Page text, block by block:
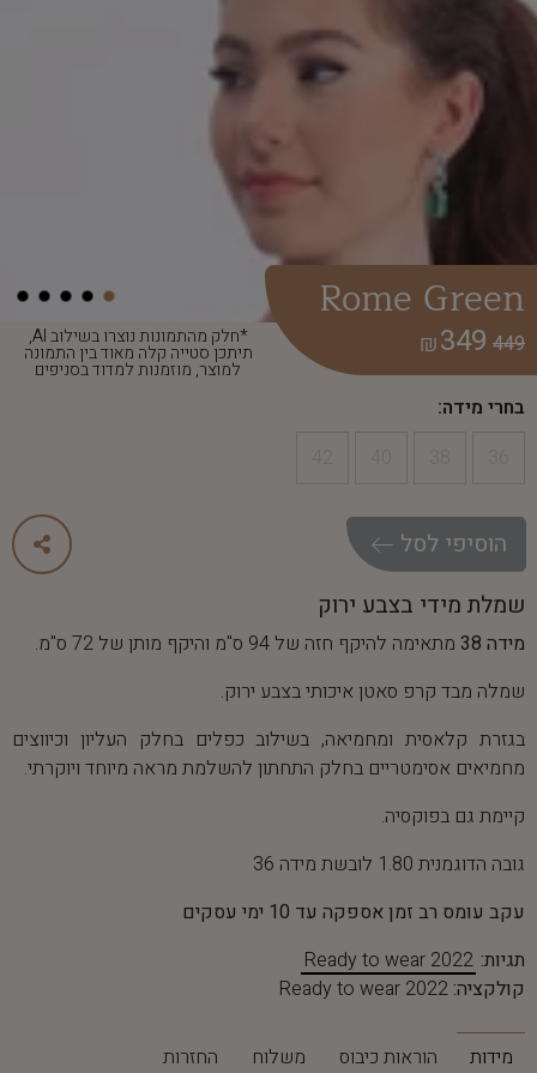
*חלק מהתמונות נוצרו בשילוב AI,
תיתכן סטייה קלה מאוד בין התמונה
למוצר, מוזמנות למדוד בסניפים
Rome Green
449
349
₪
בחרי מידה:
הוסיפי לסל
שמלת מידי בצבע ירוק
מידה 38
מתאימה להיקף חזה של 94 ס"מ והיקף מותן של 72 ס"מ.
שמלה מבד קרפ סאטן איכותי בצבע ירוק.
בגזרת קלאסית ומחמיאה, בשילוב כפלים בחלק העליון וכיווצים
מחמיאים אסימטריים בחלק התחתון להשלמת מראה מיוחד ויוקרתי.
קיימת גם בפוקסיה.
גובה הדוגמנית 1.80 לובשת מידה 36
עקב עומס רב זמן אספקה עד 10 ימי עסקים
תגיות: Ready to wear 2022
קולקציה: Ready to wear 2022
מידות הוראות כיבוס משלוח החזרות